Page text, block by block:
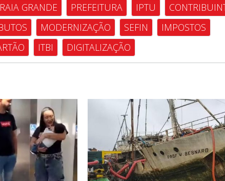
GRANDE PREFEITURA IPTU
MODERNIZAÇÃO SEFIN
IMPOSTOS
ITBI DIGITALIZAÇÃO